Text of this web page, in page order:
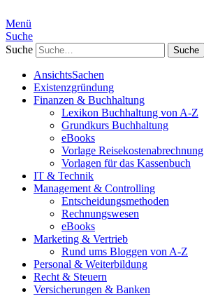
Menü
Suche
Suche
AnsichtsSachen
Existenzgründung
Finanzen & Buchhaltung
Lexikon Buchhaltung von A-Z
Grundkurs Buchhaltung
eBooks
Vorlage Reisekostenabrechnung
Vorlagen für das Kassenbuch
IT & Technik
Management & Controlling
Entscheidungsmethoden
Rechnungswesen
eBooks
Marketing & Vertrieb
Rund ums Bloggen von A-Z
Personal & Weiterbildung
Recht & Steuern
Versicherungen & Banken